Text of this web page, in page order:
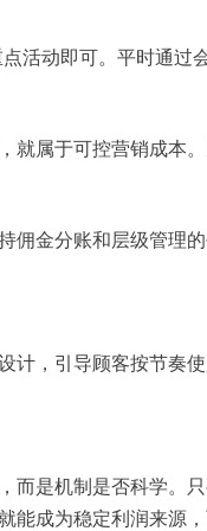
活动即可。平时通过
就属于可控营销成本
佣金分账和层级管理
计，引导顾客按节奏
而是机制是否科学。
能成为稳定利润来源，